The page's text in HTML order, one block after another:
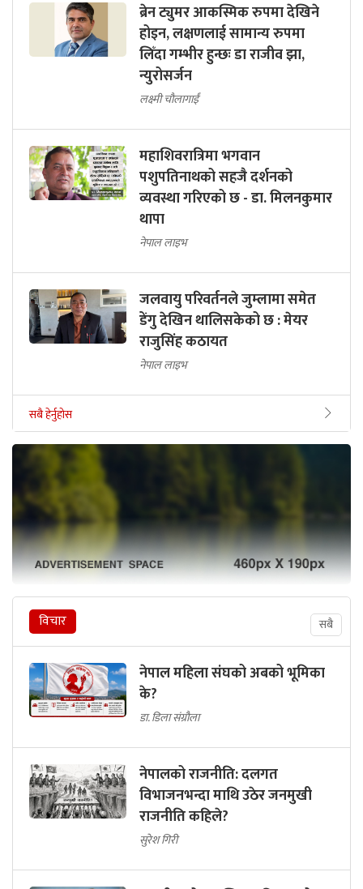
ब्रेन ट्युमर आकस्मिक रुपमा देखिने
होइन, लक्षणलाई सामान्य रुपमा
लिँदा गम्भीर हुन्छः डा राजीव झा,
न्युरोसर्जन
लक्ष्मी चौलागाईं
महाशिवरात्रिमा भगवान
पशुपतिनाथको सहजै दर्शनको
व्यवस्था गरिएको छ - डा. मिलनकुमार
थापा
नेपाल लाइभ
जलवायु परिवर्तनले जुम्लामा समेत
डेंगु देखिन थालिसकेको छ : मेयर
राजुसिंह कठायत
नेपाल लाइभ
सबै हेर्नुहोस
विचार सबै
नेपाल महिला संघको अबको भूमिका
के?
डा. डिला संग्रौला
नेपालको राजनीति: दलगत
विभाजनभन्दा माथि उठेर जनमुखी
राजनीति कहिले?
सुरेश गिरी